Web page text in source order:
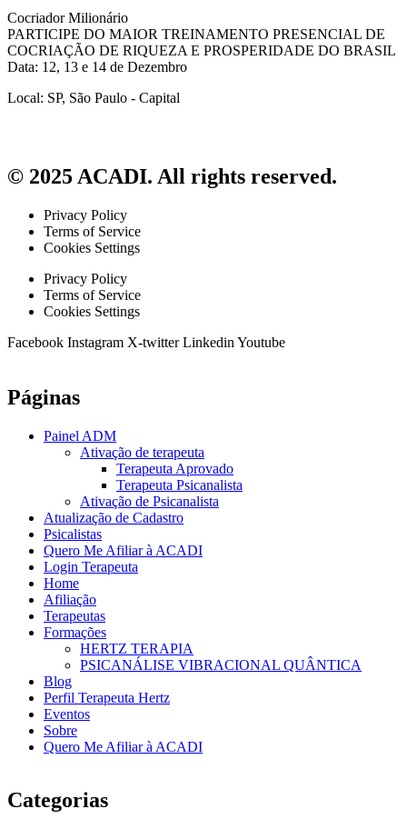
Cocriador Milionário
PARTICIPE DO MAIOR TREINAMENTO PRESENCIAL DE
COCRIAÇÃO DE RIQUEZA E PROSPERIDADE DO BRASIL
Data: 12, 13 e 14 de Dezembro
Local: SP, São Paulo - Capital
© 2025 ACADI. All rights reserved.
Privacy Policy
Terms of Service
Cookies Settings
Privacy Policy
Terms of Service
Cookies Settings
Facebook Instagram X-twitter Linkedin Youtube
Páginas
Painel ADM
Ativação de terapeuta
Terapeuta Aprovado
Terapeuta Psicanalista
Ativação de Psicanalista
Atualização de Cadastro
Psicalistas
Quero Me Afiliar à ACADI
Login Terapeuta
Home
Afiliação
Terapeutas
Formações
HERTZ TERAPIA
PSICANÁLISE VIBRACIONAL QUÂNTICA
Blog
Perfil Terapeuta Hertz
Eventos
Sobre
Quero Me Afiliar à ACADI
Categorias